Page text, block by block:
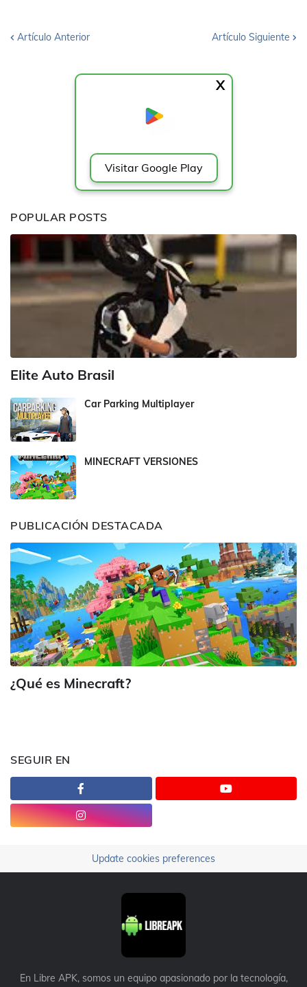
Artículo Anterior Artículo Siguiente
X
Visitar Google Play
POPULAR POSTS
Elite Auto Brasil
Car Parking Multiplayer
MINECRAFT VERSIONES
PUBLICACIÓN DESTACADA
¿Qué es Minecraft?
SEGUIR EN
Update cookies preferences
En Libre APK, somos un equipo apasionado por la tecnología,